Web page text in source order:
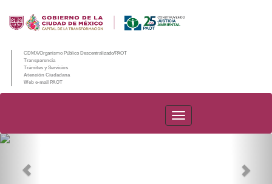
CDMX/Organismo Público Descentralizado/PAOT
Transparencia
Trámites y Servicios
Atención Ciudadana
Web e-mail PAOT
PAOT